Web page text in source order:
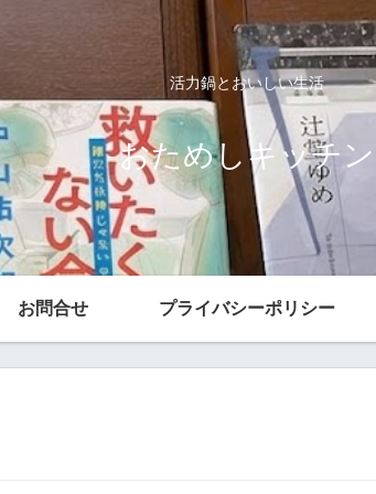
活力鍋とおいしい生活
おためしキッチン
お問合せ プライバシーポリシー